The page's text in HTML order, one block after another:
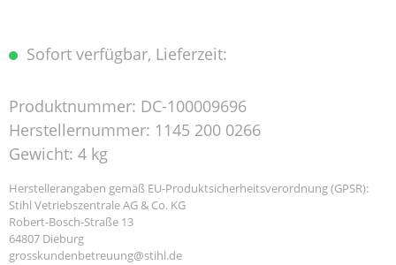
Sofort verfügbar, Lieferzeit:
Produktnummer: DC-100009696
Herstellernummer: 1145 200 0266
Gewicht: 4 kg
Herstellerangaben gemäß EU-Produktsicherheitsverordnung (GPSR):
Stihl Vetriebszentrale AG & Co. KG
Robert-Bosch-Straße 13
64807 Dieburg
grosskundenbetreuung@stihl.de